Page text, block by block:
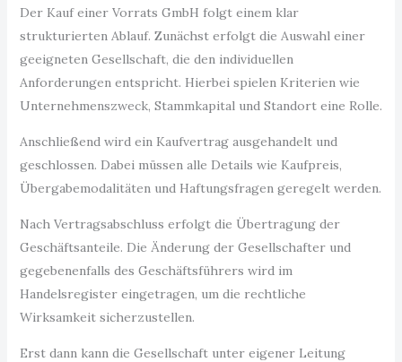
Der Kauf einer Vorrats GmbH folgt einem klar
strukturierten Ablauf. Zunächst erfolgt die Auswahl einer
geeigneten Gesellschaft, die den individuellen
Anforderungen entspricht. Hierbei spielen Kriterien wie
Unternehmenszweck, Stammkapital und Standort eine Rolle.
Anschließend wird ein Kaufvertrag ausgehandelt und
geschlossen. Dabei müssen alle Details wie Kaufpreis,
Übergabemodalitäten und Haftungsfragen geregelt werden.
Nach Vertragsabschluss erfolgt die Übertragung der
Geschäftsanteile. Die Änderung der Gesellschafter und
gegebenenfalls des Geschäftsführers wird im
Handelsregister eingetragen, um die rechtliche
Wirksamkeit sicherzustellen.
Erst dann kann die Gesellschaft unter eigener Leitung